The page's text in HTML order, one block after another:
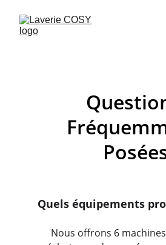
Quels équipements
Nous offrons 6